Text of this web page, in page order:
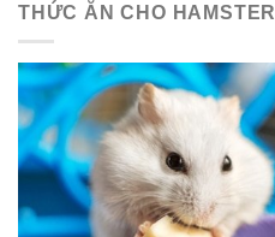
THỨC ĂN CHO HAMSTER